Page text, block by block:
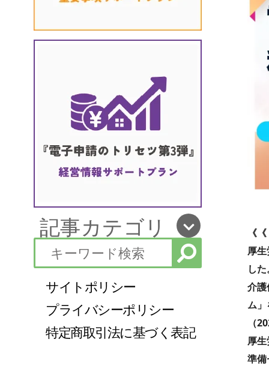
記事カテゴリ
サイトポリシー
プライバシーポリシー
特定商取引法に基づく表記
《
厚
し
介
ム
（
厚
準